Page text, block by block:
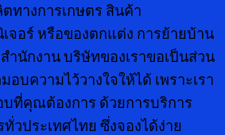
ทางการเกษตร สินค้า
จอร์ หรือของตกแต่ง การย้ายบ้าน
ำนักงาน บริษัทของเราขอเป็นส่วน
บความไว้วางใจให้ได้ เพราะเรา
บที่คุณต้องการ ด้วยการบริการ
วประเทศไทย ซึ่งจองได้ง่าย